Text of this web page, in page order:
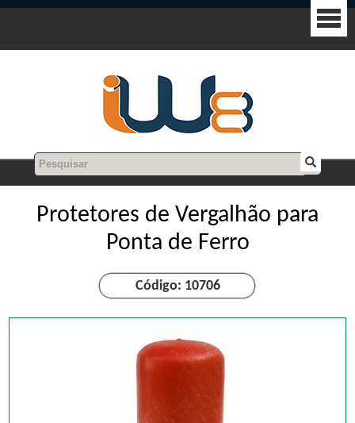
Protetores de Vergalhão para
Ponta de Ferro
Código: 10706